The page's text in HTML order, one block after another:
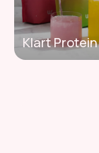
Klart Protein